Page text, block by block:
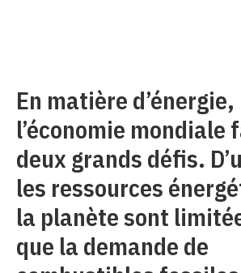
En matière d’énergie,
l’économie mondiale
deux grands défis.
les ressources
la planète sont
que la demande de